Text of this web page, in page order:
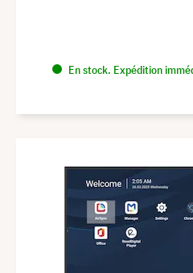
En stock. Expédition